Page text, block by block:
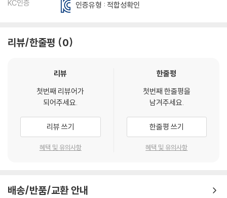
KC인증
인증유형 : 적합성확인
리뷰/한줄평 0
리뷰
첫번째 리뷰어가
되어주세요.
리뷰 쓰기
혜택 및 유의사항
한줄평
첫번째 한줄평을
남겨주세요.
한줄평 쓰기
혜택 및 유의사항
배송/반품/교환 안내